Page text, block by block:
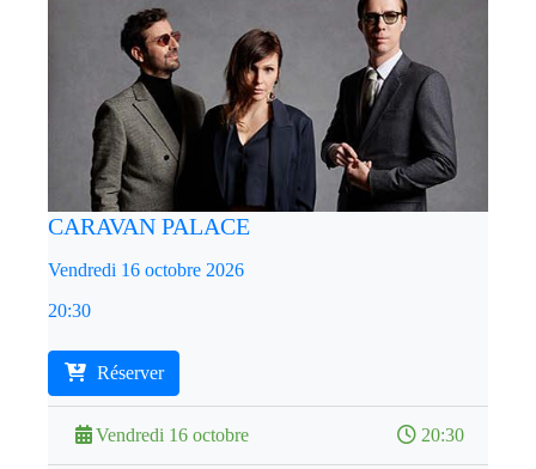
CARAVAN PALACE
Vendredi 16 octobre 2026
20:30
Réserver
Vendredi 16 octobre 20:30